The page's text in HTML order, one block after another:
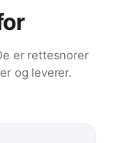
er rettesnorer
og leverer.